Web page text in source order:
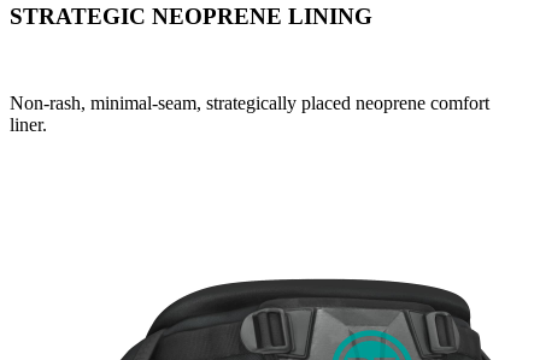
STRATEGIC NEOPRENE LINING
Non-rash, minimal-seam, strategically placed neoprene comfort
liner.